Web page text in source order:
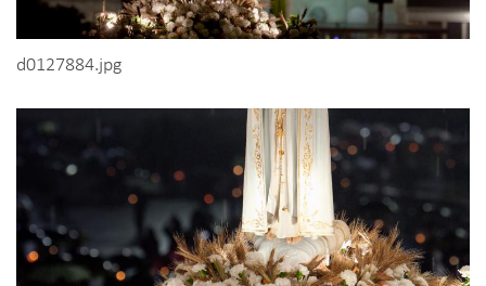
d0127884.jpg